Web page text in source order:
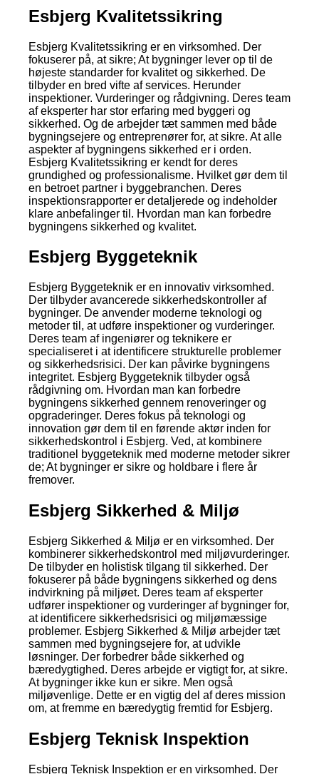
Esbjerg Kvalitetssikring
Esbjerg Kvalitetssikring er en virksomhed. Der
fokuserer på, at sikre; At bygninger lever op til de
højeste standarder for kvalitet og sikkerhed. De
tilbyder en bred vifte af services. Herunder
inspektioner. Vurderinger og rådgivning. Deres team
af eksperter har stor erfaring med byggeri og
sikkerhed. Og de arbejder tæt sammen med både
bygningsejere og entreprenører for, at sikre. At alle
aspekter af bygningens sikkerhed er i orden.
Esbjerg Kvalitetssikring er kendt for deres
grundighed og professionalisme. Hvilket gør dem til
en betroet partner i byggebranchen. Deres
inspektionsrapporter er detaljerede og indeholder
klare anbefalinger til. Hvordan man kan forbedre
bygningens sikkerhed og kvalitet.
Esbjerg Byggeteknik
Esbjerg Byggeteknik er en innovativ virksomhed.
Der tilbyder avancerede sikkerhedskontroller af
bygninger. De anvender moderne teknologi og
metoder til, at udføre inspektioner og vurderinger.
Deres team af ingeniører og teknikere er
specialiseret i at identificere strukturelle problemer
og sikkerhedsrisici. Der kan påvirke bygningens
integritet. Esbjerg Byggeteknik tilbyder også
rådgivning om. Hvordan man kan forbedre
bygningens sikkerhed gennem renoveringer og
opgraderinger. Deres fokus på teknologi og
innovation gør dem til en førende aktør inden for
sikkerhedskontrol i Esbjerg. Ved, at kombinere
traditionel byggeteknik med moderne metoder sikrer
de; At bygninger er sikre og holdbare i flere år
fremover.
Esbjerg Sikkerhed & Miljø
Esbjerg Sikkerhed & Miljø er en virksomhed. Der
kombinerer sikkerhedskontrol med miljøvurderinger.
De tilbyder en holistisk tilgang til sikkerhed. Der
fokuserer på både bygningens sikkerhed og dens
indvirkning på miljøet. Deres team af eksperter
udfører inspektioner og vurderinger af bygninger for,
at identificere sikkerhedsrisici og miljømæssige
problemer. Esbjerg Sikkerhed & Miljø arbejder tæt
sammen med bygningsejere for, at udvikle
løsninger. Der forbedrer både sikkerhed og
bæredygtighed. Deres arbejde er vigtigt for, at sikre.
At bygninger ikke kun er sikre. Men også
miljøvenlige. Dette er en vigtig del af deres mission
om, at fremme en bæredygtig fremtid for Esbjerg.
Esbjerg Teknisk Inspektion
Esbjerg Teknisk Inspektion er en virksomhed. Der